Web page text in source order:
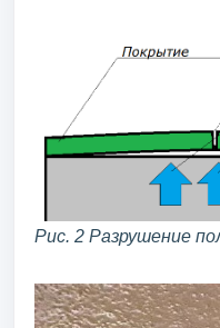
Рис. 2 Разрушение